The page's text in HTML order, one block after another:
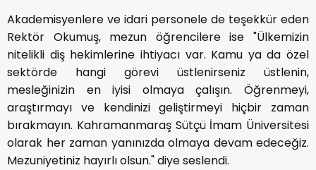
Akademisyenlere ve idari personele de teşekkür eden
Rektör Okumuş, mezun öğrencilere ise "Ülkemizin
nitelikli diş hekimlerine ihtiyacı var. Kamu ya da özel
sektörde hangi görevi üstlenirseniz üstlenin,
mesleğinizin en iyisi olmaya çalışın. Öğrenmeyi,
araştırmayı ve kendinizi geliştirmeyi hiçbir zaman
bırakmayın. Kahramanmaraş Sütçü İmam Üniversitesi
olarak her zaman yanınızda olmaya devam edeceğiz.
Mezuniyetiniz hayırlı olsun." diye seslendi.